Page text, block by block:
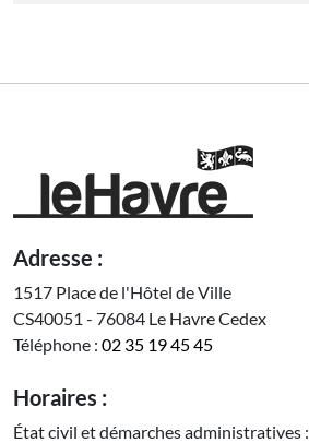
Adresse :
1517 Place de l'Hôtel de Ville
CS40051 - 76084 Le Havre Cedex
Téléphone : 02 35 19 45 45
Horaires :
État civil et démarches administratives :